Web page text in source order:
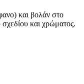
και βολάν στο
σχεδίου και χρώματος.